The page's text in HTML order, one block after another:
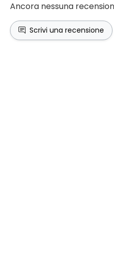
Ancora nessuna
Scrivi una recensione